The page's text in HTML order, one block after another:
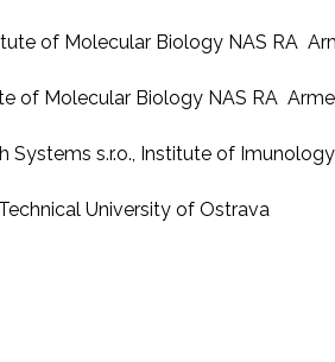
of Molecular Biology NAS RA
of Molecular Biology NAS RA
Systems s.r.o., Institute of
University of Ostrava